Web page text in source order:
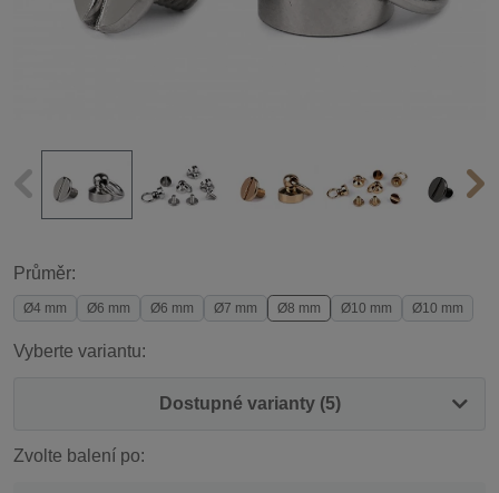
Průměr:
Ø4 mm Ø6 mm Ø6 mm Ø7 mm Ø8 mm Ø10 mm Ø10 mm
Vyberte variantu:
Dostupné varianty (5)
Zvolte balení po: